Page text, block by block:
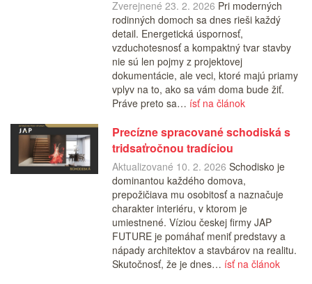
Zverejnené 23. 2. 2026 Pri moderných
rodinných domoch sa dnes rieši každý
detail. Energetická úspornosť,
vzduchotesnosť a kompaktný tvar stavby
nie sú len pojmy z projektovej
dokumentácie, ale veci, ktoré majú priamy
vplyv na to, ako sa vám doma bude žiť.
Práve preto sa… ísť na článok
Precízne spracované schodiská s
tridsaťročnou tradíciou
Aktualizované 10. 2. 2026 Schodisko je
dominantou každého domova,
prepožičiava mu osobitosť a naznačuje
charakter interiéru, v ktorom je
umiestnené. Víziou českej firmy JAP
FUTURE je pomáhať meniť predstavy a
nápady architektov a stavbárov na realitu.
Skutočnosť, že je dnes… ísť na článok